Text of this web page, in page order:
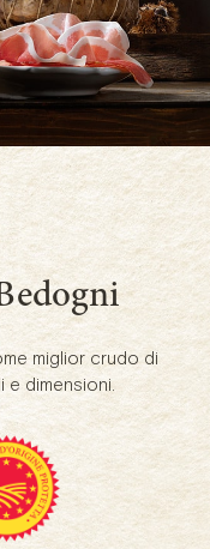
miglior crudo di
e dimensioni.